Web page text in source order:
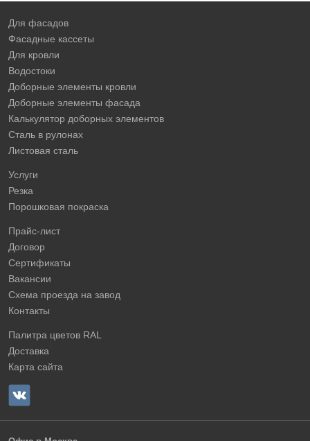
Для фасадов
Фасадные кассеты
Для кровли
Водостоки
Доборные элементы кровли
Доборные элементы фасада
Калькулятор доборных элементов
Сталь в рулонах
Листовая сталь
Услуги
Резка
Порошковая покраска
Прайс-лист
Договор
Сертификаты
Вакансии
Схема проезда на завод
Контакты
Палитра цветов RAL
Доставка
Карта сайта